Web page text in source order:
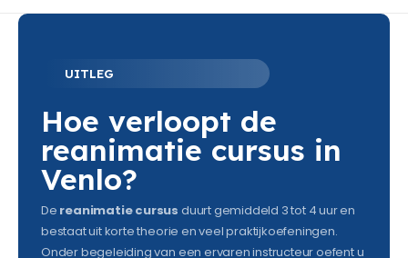
UITLEG
Hoe verloopt de
reanimatie cursus in
Venlo?
De reanimatie cursus duurt gemiddeld 3 tot 4 uur en
bestaat uit korte theorie en veel praktijkoefeningen.
Onder begeleiding van een ervaren instructeur oefent u